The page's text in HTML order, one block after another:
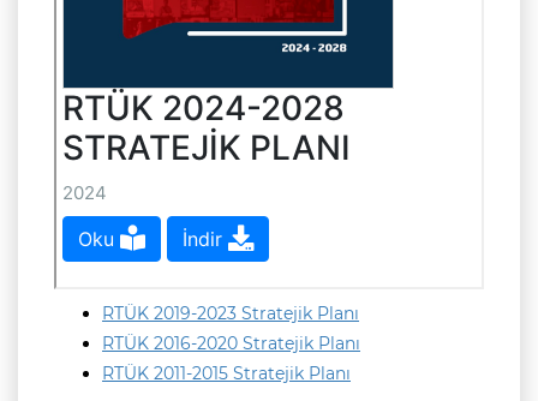
RTÜK 2019-2023 Stratejik Planı
RTÜK 2016-2020 Stratejik Planı
RTÜK 2011-2015 Stratejik Planı